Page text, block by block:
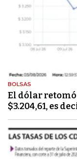
BOLSAS
El dólar retomó
$3.204,61, es